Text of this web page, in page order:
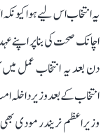
اچانک صحت کی بنا پر
دن بعد یہ انتخاب عمل
انتخاب کے بعد وزیر
وزیراعظم نریندر مودی